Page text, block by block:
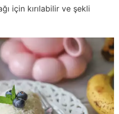
için kırılabilir ve şekli